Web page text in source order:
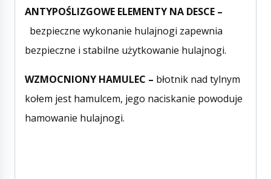
ANTYPOŚLIZGOWE ELEMENTY NA DESCE –
bezpieczne wykonanie hulajnogi zapewnia
bezpieczne i stabilne użytkowanie hulajnogi.
WZMOCNIONY HAMULEC – błotnik nad tylnym
kołem jest hamulcem, jego naciskanie powoduje
hamowanie hulajnogi.